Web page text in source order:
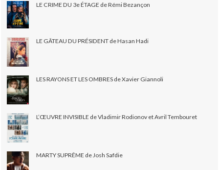
LE CRIME DU 3e ÉTAGE de Rémi Bezançon
LE GÂTEAU DU PRÉSIDENT de Hasan Hadi
LES RAYONS ET LES OMBRES de Xavier Giannoli
L’ŒUVRE INVISIBLE de Vladimir Rodionov et Avril Tembouret
MARTY SUPRÊME de Josh Safdie